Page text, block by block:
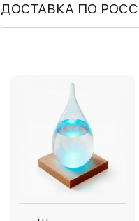
ДОСТАВКА ПО